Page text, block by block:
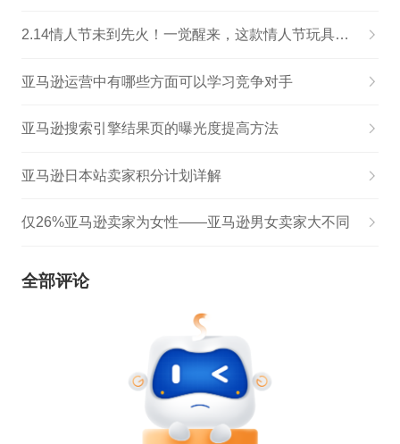
2.14情人节未到先火！一觉醒来，这款情人节玩具在亚马逊火得一塌糊涂
亚马逊运营中有哪些方面可以学习竞争对手
亚马逊搜索引擎结果页的曝光度提高方法
亚马逊日本站卖家积分计划详解
仅26%亚马逊卖家为女性——亚马逊男女卖家大不同
全部评论